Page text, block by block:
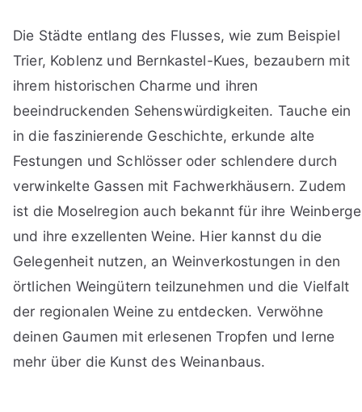
Die Städte entlang des Flusses, wie zum Beispiel
Trier, Koblenz und Bernkastel-Kues, bezaubern mit
ihrem historischen Charme und ihren
beeindruckenden Sehenswürdigkeiten. Tauche ein
in die faszinierende Geschichte, erkunde alte
Festungen und Schlösser oder schlendere durch
verwinkelte Gassen mit Fachwerkhäusern. Zudem
ist die Moselregion auch bekannt für ihre Weinberge
und ihre exzellenten Weine. Hier kannst du die
Gelegenheit nutzen, an Weinverkostungen in den
örtlichen Weingütern teilzunehmen und die Vielfalt
der regionalen Weine zu entdecken. Verwöhne
deinen Gaumen mit erlesenen Tropfen und lerne
mehr über die Kunst des Weinanbaus.